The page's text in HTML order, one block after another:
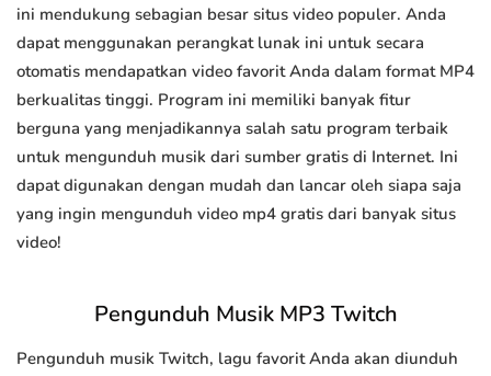
ini mendukung sebagian besar situs video populer. Anda
dapat menggunakan perangkat lunak ini untuk secara
otomatis mendapatkan video favorit Anda dalam format MP4
berkualitas tinggi. Program ini memiliki banyak fitur
berguna yang menjadikannya salah satu program terbaik
untuk mengunduh musik dari sumber gratis di Internet. Ini
dapat digunakan dengan mudah dan lancar oleh siapa saja
yang ingin mengunduh video mp4 gratis dari banyak situs
video!
Pengunduh Musik MP3 Twitch
Pengunduh musik Twitch, lagu favorit Anda akan diunduh